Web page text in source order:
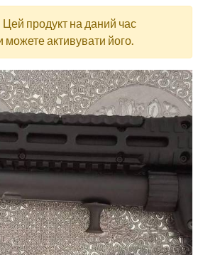
Цей продукт на даний час
можете активувати його.